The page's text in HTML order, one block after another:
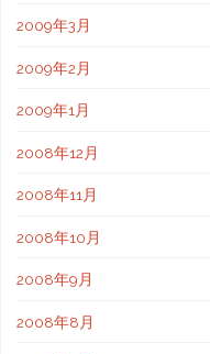
2009年3月
2009年2月
2009年1月
2008年12月
2008年11月
2008年10月
2008年9月
2008年8月